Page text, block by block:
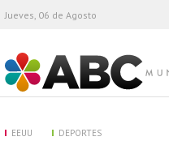
ABC Mundial
Jueves, 06 de Agosto
EEUU DEPORTES